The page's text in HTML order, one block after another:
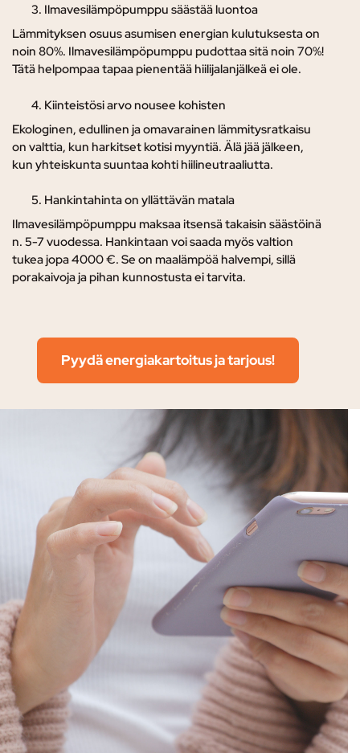
Ilmavesilämpöpumppu säästää luontoa
Lämmityksen osuus asumisen energian kulutuksesta on
noin 80%. Ilmavesilämpöpumppu pudottaa sitä noin 70%!
Tätä helpompaa tapaa pienentää hiilijalanjälkeä ei ole.
Kiinteistösi arvo nousee kohisten
Ekologinen, edullinen ja omavarainen lämmitysratkaisu
on valttia, kun harkitset kotisi myyntiä. Älä jää jälkeen,
kun yhteiskunta suuntaa kohti hiilineutraaliutta.
Hankintahinta on yllättävän matala
Ilmavesilämpöpumppu maksaa itsensä takaisin säästöinä
n. 5-7 vuodessa. Hankintaan voi saada myös valtion
tukea jopa 4000 €. Se on maalämpöä halvempi, sillä
porakaivoja ja pihan kunnostusta ei tarvita.
Pyydä energiakartoitus ja tarjous!